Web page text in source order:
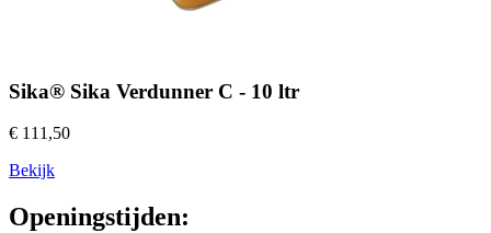
Sika® Sika Verdunner C - 10 ltr
€ 111,50
Bekijk
Openingstijden: